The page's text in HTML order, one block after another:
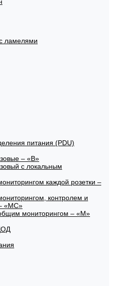
ламелями
питания (PDU)
– «В»
с локальным
каждой розетки –
контролем и
«МС»
мониторингом – «М»